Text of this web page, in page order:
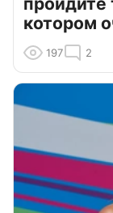
котором
197 2